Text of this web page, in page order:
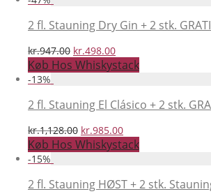
kr.1,328.00.kr.1,190.00.
2 fl. Stauning Dry Gin + 2 stk.
kr.947.00 Den
oprindelige
pris
kr.947.00.
kr.498.00Den
aktuelle
pris
kr.498.00.
Køb Hos Whiskystack
-13%
2 fl. Stauning El Clásico + 2 stk.
kr.1,128.00 Den
oprindelige
pris
kr.1,128.00.
kr.985.00Den
aktuelle
pris
kr.985.00.
Køb Hos Whiskystack
-15%
2 fl. Stauning HØST + 2 stk.